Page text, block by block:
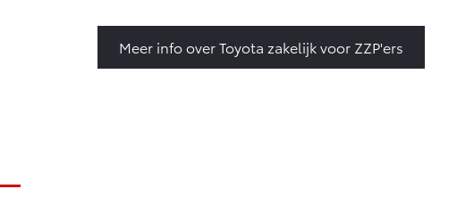
Meer info over Toyota zakelijk voor ZZP'ers